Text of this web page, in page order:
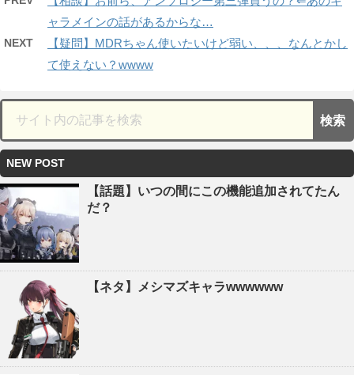
ャラメインの話があるからな…
NEXT
【疑問】MDRちゃん使いたいけど弱い、、、なんとかし
て使えない？wwww
NEW POST
【話題】いつの間にこの機能追加されてたん
だ？
【ネタ】メシマズキャラwwwwww